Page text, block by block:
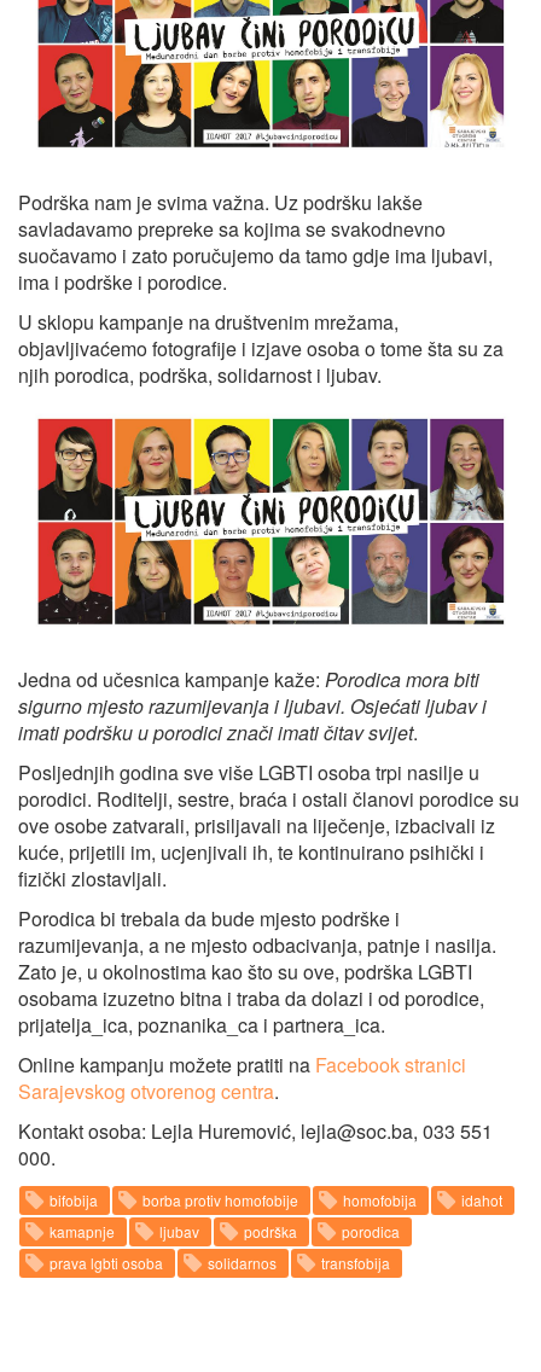
Podrška nam je svima važna. Uz podršku lakše
savladavamo prepreke sa kojima se svakodnevno
suočavamo i zato poručujemo da tamo gdje ima ljubavi,
ima i podrške i porodice.
U sklopu kampanje na društvenim mrežama,
objavljivaćemo fotografije i izjave osoba o tome šta su za
njih porodica, podrška, solidarnost i ljubav.
Jedna od učesnica kampanje kaže: Porodica mora biti
sigurno mjesto razumijevanja i ljubavi. Osjećati ljubav i
imati podršku u porodici znači imati čitav svijet.
Posljednjih godina sve više LGBTI osoba trpi nasilje u
porodici. Roditelji, sestre, braća i ostali članovi porodice su
ove osobe zatvarali, prisiljavali na liječenje, izbacivali iz
kuće, prijetili im, ucjenjivali ih, te kontinuirano psihički i
fizički zlostavljali.
Porodica bi trebala da bude mjesto podrške i
razumijevanja, a ne mjesto odbacivanja, patnje i nasilja.
Zato je, u okolnostima kao što su ove, podrška LGBTI
osobama izuzetno bitna i traba da dolazi i od porodice,
prijatelja_ica, poznanika_ca i partnera_ica.
Online kampanju možete pratiti na Facebook stranici
Sarajevskog otvorenog centra.
Kontakt osoba: Lejla Huremović, lejla@soc.ba, 033 551
000.
bifobija borba protiv homofobije homofobija
idahot
kamapnje
ljubav podrška
porodica
prava lgbti osoba
solidarnos transfobija